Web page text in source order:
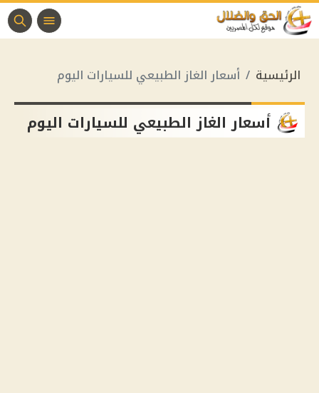
الرئيسية أسعار الغاز الطبيعي للسيارات اليوم
أسعار الغاز الطبيعي للسيارات اليوم